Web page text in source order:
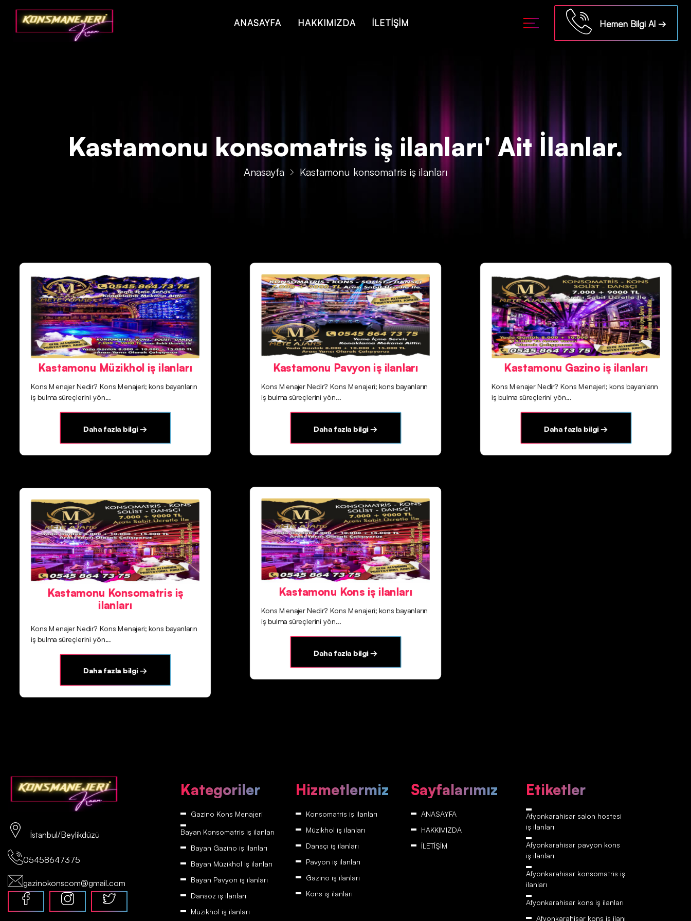
Deprecated: json_decode(): Passing null to parameter #1 ($json) of type string is deprecated in/home/konsmenajericom/public_html/api/kontrol/etiket.php on line18
ANASAYFA HAKKIMIZDA İLETİŞİM Hemen Bilgi Al →
Kastamonu konsomatris iş ilanları' Ait İlanlar.
Anasayfa Kastamonu konsomatris iş ilanları
Kastamonu Müzikhol iş ilanları
Kons Menajer Nedir? Kons Menajeri; kons bayanların
iş bulma süreçlerini yön...
Daha fazla bilgi →
Kastamonu Pavyon iş ilanları
Kons Menajer Nedir? Kons Menajeri; kons bayanların
iş bulma süreçlerini yön...
Daha fazla bilgi →
Kastamonu Gazino iş ilanları
Kons Menajer Nedir? Kons Menajeri; kons bayanların
iş bulma süreçlerini yön...
Daha fazla bilgi →
Kastamonu Konsomatris iş
ilanları
Kons Menajer Nedir? Kons Menajeri; kons bayanların
iş bulma süreçlerini yön...
Daha fazla bilgi →
Kastamonu Kons iş ilanları
Kons Menajer Nedir? Kons Menajeri; kons bayanların
iş bulma süreçlerini yön...
Daha fazla bilgi →
İstanbul/Beylikdüzü
05458647375
gazinokonscom@gmail.com
Kategoriler
Gazino Kons Menajeri
Bayan Konsomatris iş ilanları
Bayan Gazino iş ilanları
Bayan Müzikhol iş ilanları
Bayan Pavyon iş ilanları
Dansöz iş ilanları
Müzikhol iş ilanları
Hizmetlermiz
Konsomatris iş ilanları
Müzikhol iş ilanları
Dansçı iş ilanları
Pavyon iş ilanları
Gazino iş ilanları
Kons iş ilanları
Sayfalarımız
ANASAYFA
HAKKIMIZDA
İLETİŞİM
Etiketler
Afyonkarahisar‎‎‎‎ salon hostesi
iş ilanları
Afyonkarahisar‎‎‎‎ pavyon kons
iş ilanları
Afyonkarahisar‎‎‎‎ konsomatris iş
ilanları
Afyonkarahisar‎‎‎‎ kons iş ilanları
Afyonkarahisar‎‎‎‎ kons iş ilanı